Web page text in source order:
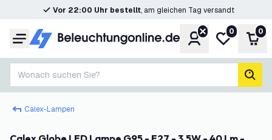
Vor 22:00 Uhr bestellt, am gleichen Tag versandt
Menü KontoMeine
0 0
Wonach suchen Sie?
Calex-Lampen